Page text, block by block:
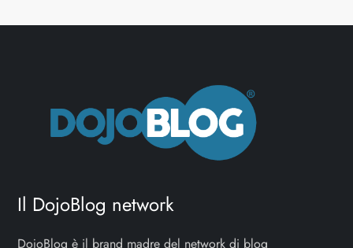
Il DojoBlog network
DojoBlog è il brand madre del network di blog